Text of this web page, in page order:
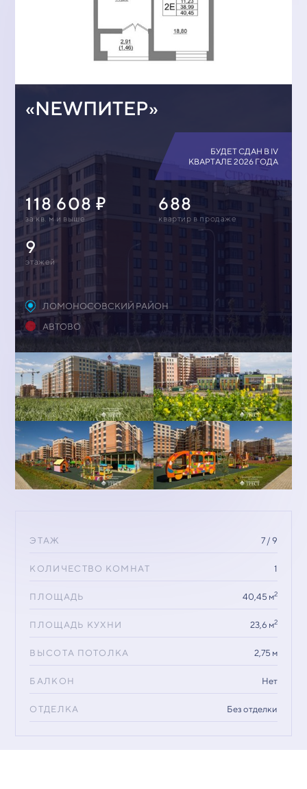
«NEWПИТЕР»
БУДЕТ СДАН В IV
КВАРТАЛЕ 2026 ГОДА
118 608
за кв. м и выше
688
квартир в продаже
9
этажей
ЛОМОНОСОВСКИЙ РАЙОН
АВТОВО
ЭТАЖ 7 / 9
КОЛИЧЕСТВО КОМНАТ 1
ПЛОЩАДЬ 40,45 м2
ПЛОЩАДЬ КУХНИ 23,6 м2
ВЫСОТА ПОТОЛКА 2,75 м
БАЛКОН Нет
ОТДЕЛКА Без отделки